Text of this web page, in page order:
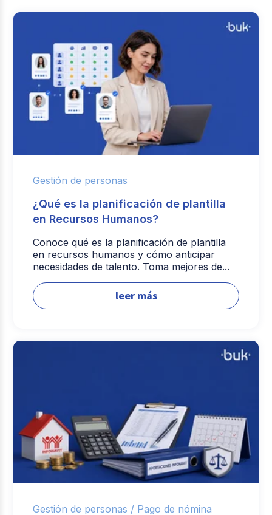
Gestión de personas
¿Qué es la planificación de plantilla
en Recursos Humanos?
Conoce qué es la planificación de plantilla
en recursos humanos y cómo anticipar
necesidades de talento. Toma mejores de...
leer más
Gestión de personas / Pago de nómina